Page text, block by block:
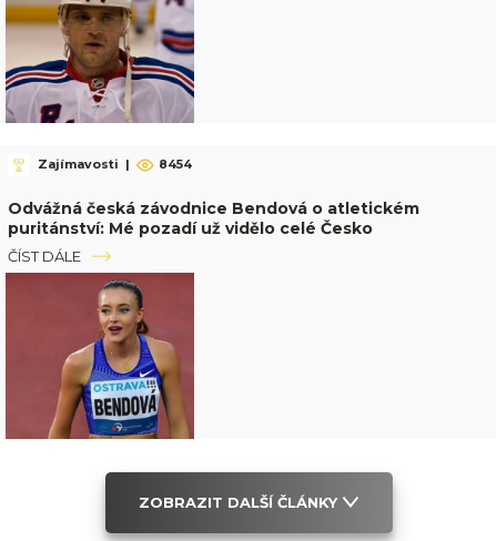
Zajímavosti | 8454
Odvážná česká závodnice Bendová o atletickém
puritánství: Mé pozadí už vidělo celé Česko
ČÍST DÁLE
ZOBRAZIT DALŠÍ ČLÁNKY